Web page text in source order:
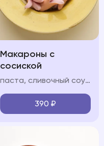
Макароны с
сосиской
паста, сливочный соус, молочные сосиски, пармезан
390 ₽